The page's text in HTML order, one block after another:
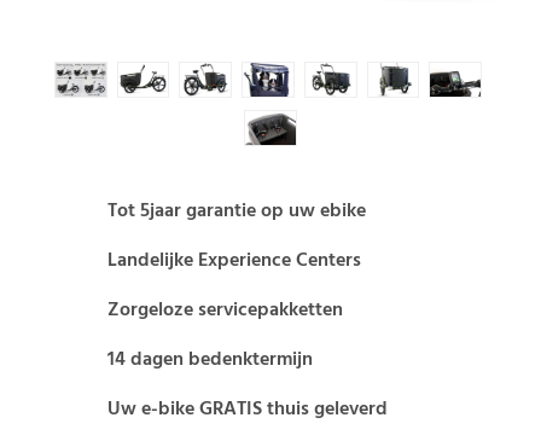
Tot 5jaar garantie op uw ebike
Landelijke Experience Centers
Zorgeloze servicepakketten
14 dagen bedenktermijn
Uw e-bike GRATIS thuis geleverd